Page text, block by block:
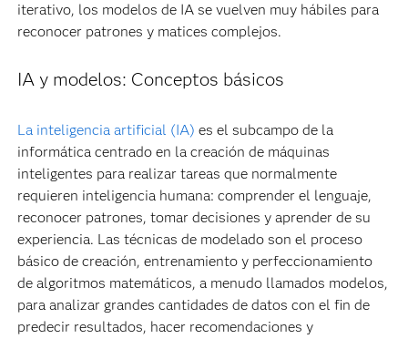
iterativo, los modelos de IA se vuelven muy hábiles para
reconocer patrones y matices complejos.
IA y modelos: Conceptos básicos
La inteligencia artificial (IA) es el subcampo de la
informática centrado en la creación de máquinas
inteligentes para realizar tareas que normalmente
requieren inteligencia humana: comprender el lenguaje,
reconocer patrones, tomar decisiones y aprender de su
experiencia. Las técnicas de modelado son el proceso
básico de creación, entrenamiento y perfeccionamiento
de algoritmos matemáticos, a menudo llamados modelos,
para analizar grandes cantidades de datos con el fin de
predecir resultados, hacer recomendaciones y